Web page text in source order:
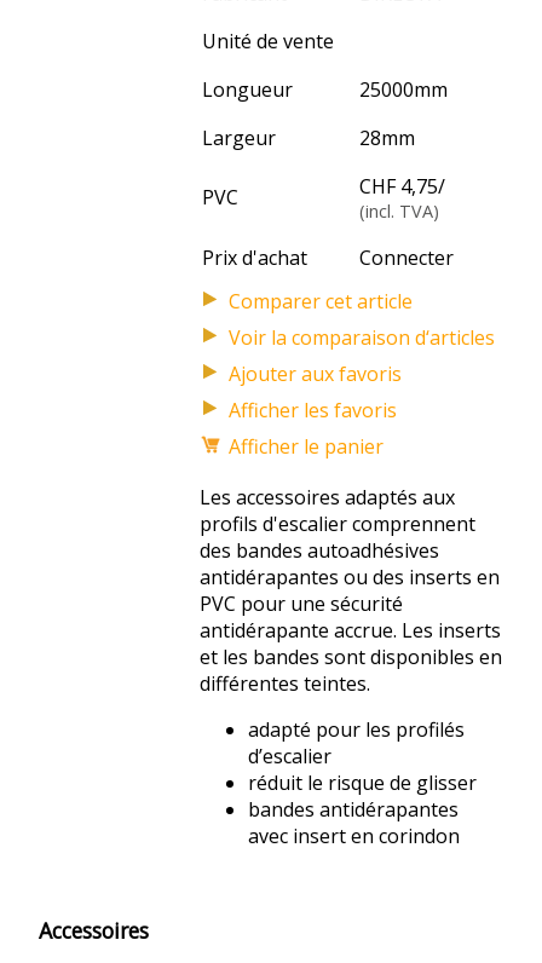
Unité de vente
Longueur
25000mm
Largeur
28mm
PVC CHF 4,75/
(incl. TVA)
Prix d'achat Connecter
Voir la comparaison d‘articles
Afficher les favoris
Afficher le panier
Les accessoires adaptés aux
profils d'escalier comprennent
des bandes autoadhésives
antidérapantes ou des inserts en
PVC pour une sécurité
antidérapante accrue. Les inserts
et les bandes sont disponibles en
différentes teintes.
adapté pour les profilés
d’escalier
réduit le risque de glisser
bandes antidérapantes
avec insert en corindon
Accessoires